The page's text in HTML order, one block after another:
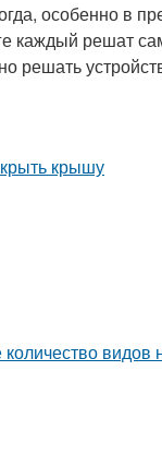
особенно в
каждый решат
решать
видов